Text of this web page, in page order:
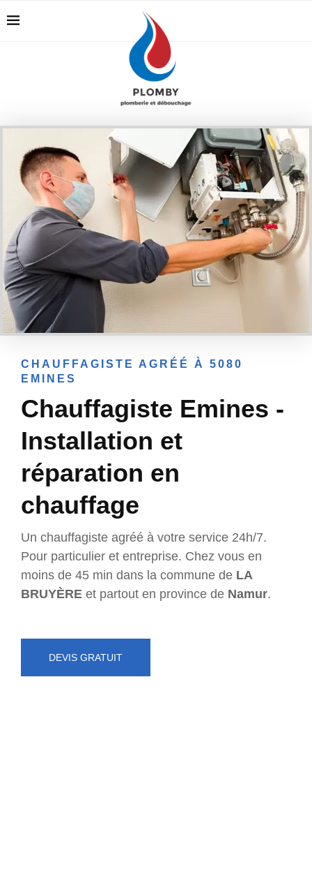
CHAUFFAGISTE AGRÉÉ À 5080
EMINES
Chauffagiste Emines -
Installation et
réparation en
chauffage
Un chauffagiste agréé à votre service 24h/7.
Pour particulier et entreprise. Chez vous en
moins de 45 min dans la commune de LA
BRUYÈRE et partout en province de Namur.
DEVIS GRATUIT